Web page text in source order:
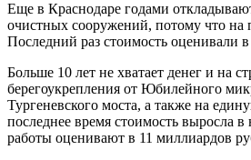
Еще в Краснодаре годами
очистных сооружений, потому что на
Последний раз стоимость оценивали
Больше 10 лет не хватает денег и на
берегоукрепления от Юбилейного
Тургеневского моста, а также на
последнее время стоимость выросла в
работы оценивают в 11 миллиардов